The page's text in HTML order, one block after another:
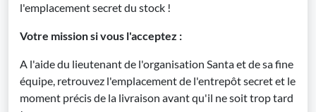
l'emplacement secret du stock !
Votre mission si vous l'acceptez :
A l'aide du lieutenant de l'organisation Santa et de sa fine
équipe, retrouvez l'emplacement de l'entrepôt secret et le
moment précis de la livraison avant qu'il ne soit trop tard